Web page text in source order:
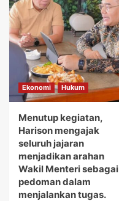
Ekonomi Hukum
Menutup kegiatan,
Harison mengajak
seluruh jajaran
menjadikan arahan
Wakil Menteri sebagai
pedoman dalam
menjalankan tugas.